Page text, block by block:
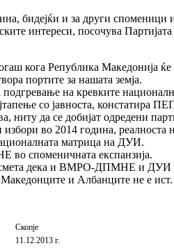
бидејќи и за други
интереси, посочува
кога Република Македонија
портите за нашата земја.
подгревање на кревките
со јавноста, констатира
ниту да се добијат одредени
во 2014 година, реалноста
матрица на ДУИ.
споменичната експанзија.
смета дека и ВМРО-ДПМНЕ и ДУИ
Македонците и Албанците не е ист.
Скопје
11.12.2013 г.